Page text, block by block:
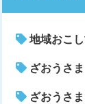
地域おこ
ざおうさま
ざおうさ